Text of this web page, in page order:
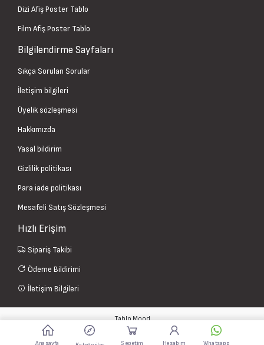
Anasayfa Sepetim Hesabım Whatsapp
Dizi Afiş Poster Tablo
Film Afiş Poster Tablo
Bilgilendirme Sayfaları
Sıkça Sorulan Sorular
İletişim bilgileri
Üyelik sözleşmesi
Hakkımızda
Yasal bildirim
Gizlilik politikası
Para iade politikası
Mesafeli Satış Sözleşmesi
Hızlı Erişim
Sipariş Takibi
Ödeme Bildirimi
İletişim Bilgileri
Tablo Mood
Bu web sitesi
Mudiwebtarafından kurulmuştur